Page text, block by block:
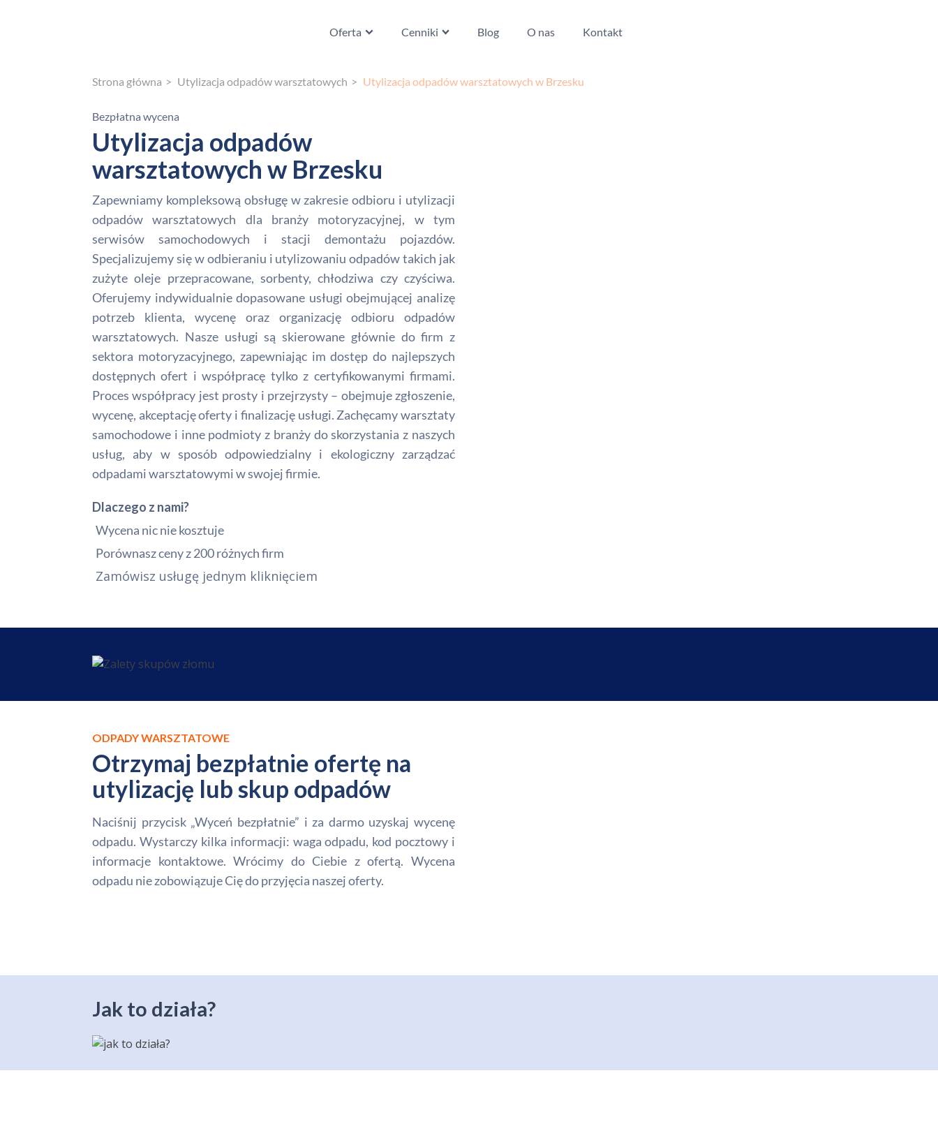
Oferta Cenniki Blog O nas Kontakt
Strona główna Utylizacja odpadów warsztatowych Utylizacja odpadów warsztatowych w Brzesku
Bezpłatna wycena
Utylizacja odpadów
warsztatowych w Brzesku
Zapewniamy kompleksową obsługę w zakresie odbioru i utylizacji
odpadów warsztatowych dla branży motoryzacyjnej, w tym
serwisów samochodowych i stacji demontażu pojazdów.
Specjalizujemy się w odbieraniu i utylizowaniu odpadów takich jak
zużyte oleje przepracowane, sorbenty, chłodziwa czy czyściwa.
Oferujemy indywidualnie dopasowane usługi obejmującej analizę
potrzeb klienta, wycenę oraz organizację odbioru odpadów
warsztatowych. Nasze usługi są skierowane głównie do firm z
sektora motoryzacyjnego, zapewniając im dostęp do najlepszych
dostępnych ofert i współpracę tylko z certyfikowanymi firmami.
Proces współpracy jest prosty i przejrzysty – obejmuje zgłoszenie,
wycenę, akceptację oferty i finalizację usługi. Zachęcamy warsztaty
samochodowe i inne podmioty z branży do skorzystania z naszych
usług, aby w sposób odpowiedzialny i ekologiczny zarządzać
odpadami warsztatowymi w swojej firmie.
Dlaczego z nami?
Wycena nic nie kosztuje
Porównasz ceny z 200 różnych firm
Zamówisz usługę jednym kliknięciem
ODPADY WARSZTATOWE
Otrzymaj bezpłatnie ofertę na
utylizację lub skup odpadów
Naciśnij przycisk „Wyceń bezpłatnie” i za darmo uzyskaj wycenę
odpadu. Wystarczy kilka informacji: waga odpadu, kod pocztowy i
informacje kontaktowe. Wrócimy do Ciebie z ofertą. Wycena
odpadu nie zobowiązuje Cię do przyjęcia naszej oferty.
Jak to działa?